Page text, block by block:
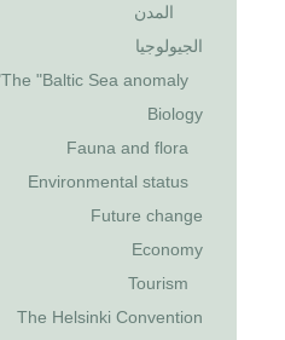
المدن
الجيولوجيا
The "Baltic Sea anomaly"
Biology
Fauna and flora
Environmental status
Future change
Economy
Tourism
The Helsinki Convention